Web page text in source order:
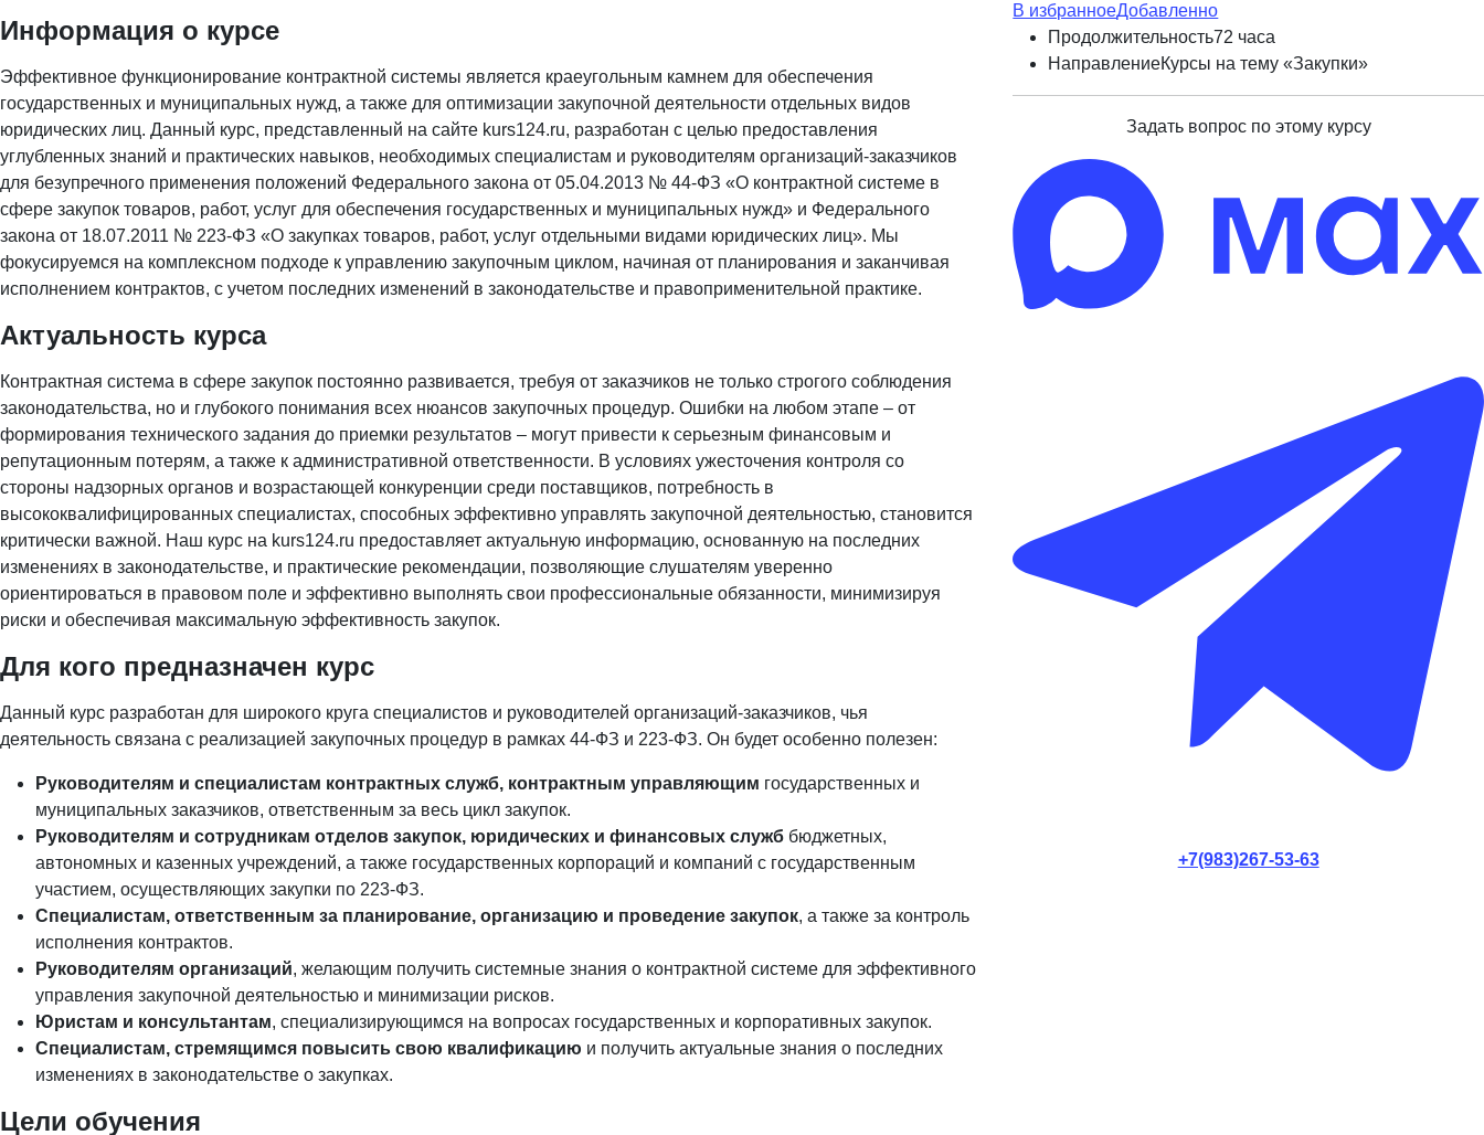
Информация о курсе
Эффективное функционирование контрактной системы является краеугольным камнем для обеспечения
государственных и муниципальных нужд, а также для оптимизации закупочной деятельности отдельных видов
юридических лиц. Данный курс, представленный на сайте kurs124.ru, разработан с целью предоставления
углубленных знаний и практических навыков, необходимых специалистам и руководителям организаций-заказчиков
для безупречного применения положений Федерального закона от 05.04.2013 № 44-ФЗ «О контрактной системе в
сфере закупок товаров, работ, услуг для обеспечения государственных и муниципальных нужд» и Федерального
закона от 18.07.2011 № 223-ФЗ «О закупках товаров, работ, услуг отдельными видами юридических лиц». Мы
фокусируемся на комплексном подходе к управлению закупочным циклом, начиная от планирования и заканчивая
исполнением контрактов, с учетом последних изменений в законодательстве и правоприменительной практике.
Актуальность курса
Контрактная система в сфере закупок постоянно развивается, требуя от заказчиков не только строгого соблюдения
законодательства, но и глубокого понимания всех нюансов закупочных процедур. Ошибки на любом этапе – от
формирования технического задания до приемки результатов – могут привести к серьезным финансовым и
репутационным потерям, а также к административной ответственности. В условиях ужесточения контроля со
стороны надзорных органов и возрастающей конкуренции среди поставщиков, потребность в
высококвалифицированных специалистах, способных эффективно управлять закупочной деятельностью, становится
критически важной. Наш курс на kurs124.ru предоставляет актуальную информацию, основанную на последних
изменениях в законодательстве, и практические рекомендации, позволяющие слушателям уверенно
ориентироваться в правовом поле и эффективно выполнять свои профессиональные обязанности, минимизируя
риски и обеспечивая максимальную эффективность закупок.
Для кого предназначен курс
Данный курс разработан для широкого круга специалистов и руководителей организаций-заказчиков, чья
деятельность связана с реализацией закупочных процедур в рамках 44-ФЗ и 223-ФЗ. Он будет особенно полезен:
Руководителям и специалистам контрактных служб, контрактным управляющим государственных и
муниципальных заказчиков, ответственным за весь цикл закупок.
Руководителям и сотрудникам отделов закупок, юридических и финансовых служб бюджетных,
автономных и казенных учреждений, а также государственных корпораций и компаний с государственным
участием, осуществляющих закупки по 223-ФЗ.
Специалистам, ответственным за планирование, организацию и проведение закупок, а также за контроль
исполнения контрактов.
Руководителям организаций, желающим получить системные знания о контрактной системе для эффективного
управления закупочной деятельностью и минимизации рисков.
Юристам и консультантам, специализирующимся на вопросах государственных и корпоративных закупок.
Специалистам, стремящимся повысить свою квалификацию и получить актуальные знания о последних
изменениях в законодательстве о закупках.
Цели обучения
В избранноеДобавленно
Продолжительность72 часа
НаправлениеКурсы на тему «Закупки»
Задать вопрос по этому курсу
+7(983)267-53-63